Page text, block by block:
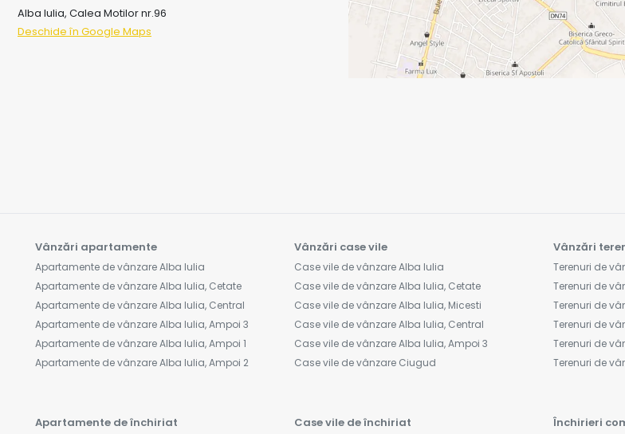
Alba Iulia, Calea Motilor nr.96
Deschide în Google Maps
Vânzări apartamente
Apartamente de vânzare Alba Iulia
Apartamente de vânzare Alba Iulia, Cetate
Apartamente de vânzare Alba Iulia, Central
Apartamente de vânzare Alba Iulia, Ampoi 3
Apartamente de vânzare Alba Iulia, Ampoi 1
Apartamente de vânzare Alba Iulia, Ampoi 2
Vânzări case vile
Case vile de vânzare Alba Iulia
Case vile de vânzare Alba Iulia, Cetate
Case vile de vânzare Alba Iulia, Micesti
Case vile de vânzare Alba Iulia, Central
Case vile de vânzare Alba Iulia, Ampoi 3
Case vile de vânzare Ciugud
Vânzări
Terenuri de
Terenuri de
Terenuri de
Terenuri de
Terenuri de
Terenuri de
Apartamente de închiriat Case vile de închiriat Închirieri